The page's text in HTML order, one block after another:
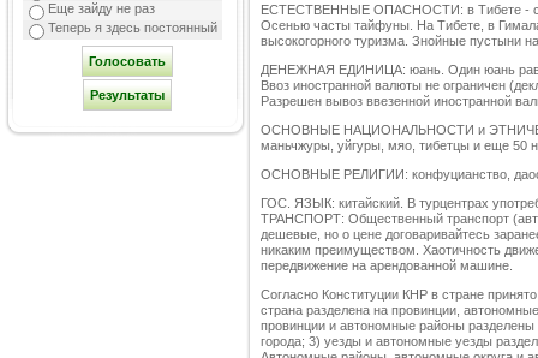
Еще зайду не раз
Теперь я здесь постоянный
ЕСТЕСТВЕННЫЕ ОПАСНОСТИ: в Тибете -
Осенью часты тайфуны. На Тибете, в
высокогорного туризма. Знойные пустыни
ДЕНЕЖНАЯ ЕДИНИЦА: юань. Один юань
Ввоз иностранной валюты не ограничен
Разрешен вывоз ввезенной иностранной
ОСНОВНЫЕ НАЦИОНАЛЬНОСТИ и
маньчжуры, уйгуры, мяо, тибетцы и еще 50
ОСНОВНЫЕ РЕЛИГИИ: конфуцианство,
ГОС. ЯЗЫК: китайский. В турцентрах
ТРАНСПОРТ: Общественный транспорт
дешевые, но о цене договаривайтесь
никаким преимуществом. Хаотичность
передвижение на арендованной машине.
Согласно Конституции КНР в стране
страна разделена на провинции,
провинции и автономные районы
города; 3) уезды и автономные уезды